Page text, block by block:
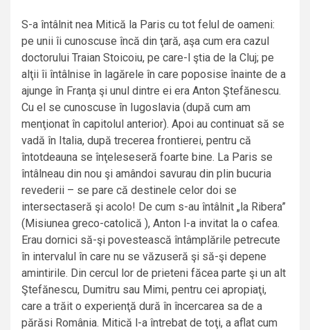
S-a întâlnit nea Mitică la Paris cu tot felul de oameni:
pe unii îi cunoscuse încă din ţară, aşa cum era cazul
doctorului Traian Stoicoiu, pe care-l ştia de la Cluj; pe
alţii îi întâlnise în lagărele în care poposise înainte de a
ajunge în Franţa şi unul dintre ei era Anton Ştefănescu.
Cu el se cunoscuse în Iugoslavia (după cum am
menţionat în capitolul anterior). Apoi au continuat să se
vadă în Italia, după trecerea frontierei, pentru că
întotdeauna se înţeleseseră foarte bine. La Paris se
întâlneau din nou şi amândoi savurau din plin bucuria
revederii – se pare că destinele celor doi se
intersectaseră şi acolo! De cum s-au întâlnit „la Ribera”
(Misiunea greco-catolică ), Anton l-a invitat la o cafea.
Erau dornici să-şi povestească întâmplările petrecute
în intervalul în care nu se văzuseră şi să-şi depene
amintirile. Din cercul lor de prieteni făcea parte şi un alt
Ştefănescu, Dumitru sau Mimi, pentru cei apropiaţi,
care a trăit o experienţă dură în încercarea sa de a
părăsi România. Mitică l-a întrebat de toţi, a aflat cum